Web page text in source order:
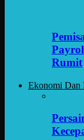
Rumit
Ekonomi Dan